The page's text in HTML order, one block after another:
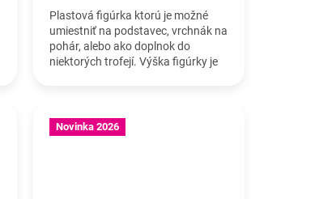
Plastová figúrka ktorú je možné
umiestniť na podstavec, vrchnák na
pohár, alebo ako doplnok do
niektorých trofejí. Výška figúrky je
Novinka 2026